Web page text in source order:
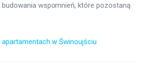
wspomnień, które pozostaną
apartamentach w Świnoujściu